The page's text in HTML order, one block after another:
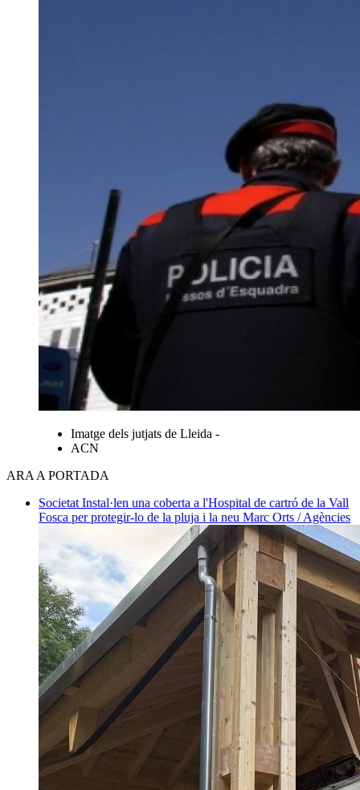
Imatge dels jutjats de Lleida -
ACN
ARA A PORTADA
Societat Instal·len una coberta a l'Hospital de cartró de la Vall
Fosca per protegir-lo de la pluja i la neu Marc Orts / Agències